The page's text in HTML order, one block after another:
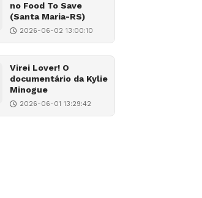
no Food To Save
(Santa Maria-RS)
2026-06-02 13:00:10
Virei Lover! O
documentário da Kylie
Minogue
2026-06-01 13:29:42